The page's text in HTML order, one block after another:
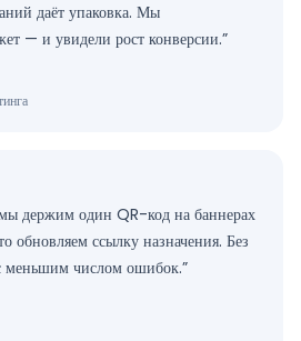
даёт упаковка. Мы
— и увидели рост конверсии.”
держим один QR-код на баннерах
обновляем ссылку назначения. Без
меньшим числом ошибок.”